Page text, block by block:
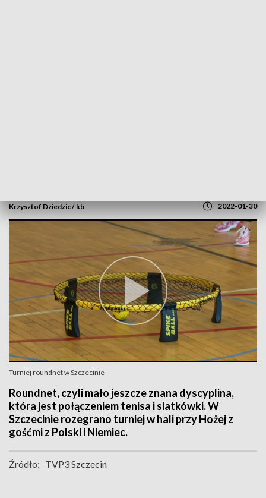
Krzysztof Dziedzic / kb 2022-01-30
Turniej roundnet w Szczecinie
Roundnet, czyli mało jeszcze znana dyscyplina,
która jest połączeniem tenisa i siatkówki. W
Szczecinie rozegrano turniej w hali przy Hożej z
gośćmi z Polski i Niemiec.
Źródło: TVP3 Szczecin